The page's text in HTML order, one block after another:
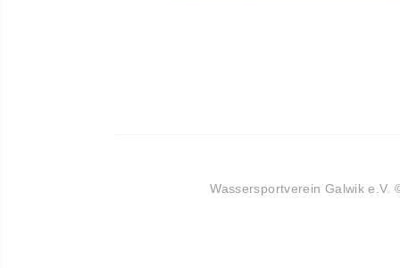
Wassersportverein Galwik e.V.